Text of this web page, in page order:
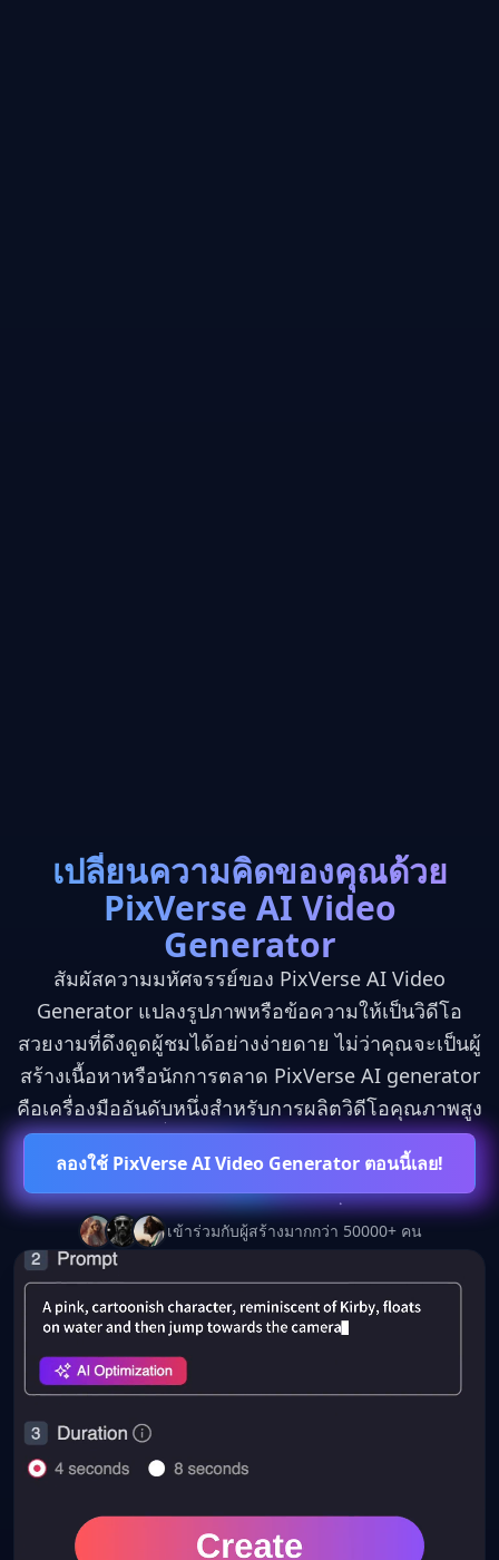
เปลี่ยนความคิดของคุณด้วย
PixVerse AI Video
Generator
สัมผัสความมหัศจรรย์ของ PixVerse AI Video
Generator แปลงรูปภาพหรือข้อความให้เป็นวิดีโอ
สวยงามที่ดึงดูดผู้ชมได้อย่างง่ายดาย ไม่ว่าคุณจะเป็นผู้
สร้างเนื้อหาหรือนักการตลาด PixVerse AI generator
คือเครื่องมืออันดับหนึ่งสำหรับการผลิตวิดีโอคุณภาพสูง
ลองใช้ PixVerse AI Video Generator ตอนนี้เลย!
เข้าร่วมกับผู้สร้างมากกว่า 50000+ คน
โมเดล AI ที่ปฏิวัติวงการ
10x
ความเร็วที่มากขึ้น
4K
อัลตร้า HD
∞
ความเป็นไปได้